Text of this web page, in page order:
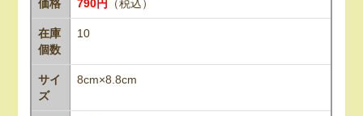
価格 790円 （税込）
在庫
個数
10
サイ
ズ
8cm×8.8cm